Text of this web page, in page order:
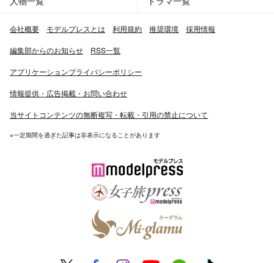
会社概要 モデルプレスとは 利用規約 推奨環境 採用情報
編集部からのお知らせ RSS一覧
アプリケーションプライバシーポリシー
情報提供・広告掲載・お問い合わせ
当サイトコンテンツの無断複写・転載・引用の禁止について
※一定期間を過ぎた記事は非表示になることがあります